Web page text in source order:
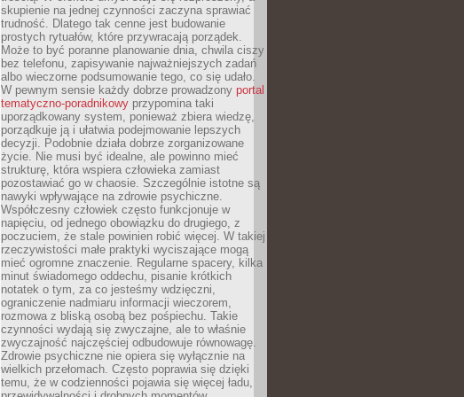
skupienie na jednej czynności zaczyna sprawiać
trudność. Dlatego tak cenne jest budowanie
prostych rytuałów, które przywracają porządek.
Może to być poranne planowanie dnia, chwila ciszy
bez telefonu, zapisywanie najważniejszych zadań
albo wieczorne podsumowanie tego, co się udało.
W pewnym sensie każdy dobrze prowadzony portal
tematyczno-poradnikowy przypomina taki
uporządkowany system, ponieważ zbiera wiedzę,
porządkuje ją i ułatwia podejmowanie lepszych
decyzji. Podobnie działa dobrze zorganizowane
życie. Nie musi być idealne, ale powinno mieć
strukturę, która wspiera człowieka zamiast
pozostawiać go w chaosie. Szczególnie istotne są
nawyki wpływające na zdrowie psychiczne.
Współczesny człowiek często funkcjonuje w
napięciu, od jednego obowiązku do drugiego, z
poczuciem, że stale powinien robić więcej. W takiej
rzeczywistości małe praktyki wyciszające mogą
mieć ogromne znaczenie. Regularne spacery, kilka
minut świadomego oddechu, pisanie krótkich
notatek o tym, za co jesteśmy wdzięczni,
ograniczenie nadmiaru informacji wieczorem,
rozmowa z bliską osobą bez pośpiechu. Takie
czynności wydają się zwyczajne, ale to właśnie
zwyczajność najczęściej odbudowuje równowagę.
Zdrowie psychiczne nie opiera się wyłącznie na
wielkich przełomach. Często poprawia się dzięki
temu, że w codzienności pojawia się więcej ładu,